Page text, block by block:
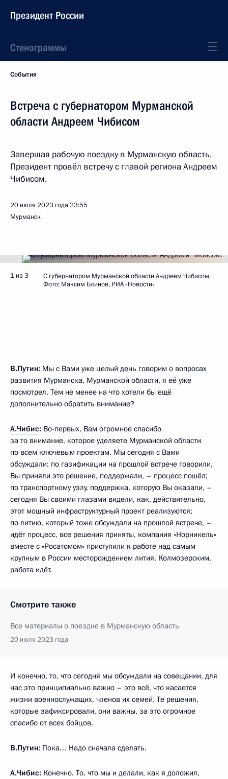
Президент России
Стенограммы
События
Встреча с губернатором Мурманской
области Андреем Чибисом
Завершая рабочую поездку в Мурманскую область,
Президент провёл встречу с главой региона Андреем
Чибисом.
20 июля 2023 года23:55
Мурманск
1 из 3
С губернатором Мурманской области Андреем Чибисом.
Фото: Максим Блинов, РИА «Новости»
В.Путин: Мы с Вами уже целый день говорим о вопросах
развития Мурманска, Мурманской области, я её уже
посмотрел. Тем не менее на что хотели бы ещё
дополнительно обратить внимание?
А.Чибис: Во-первых, Вам огромное спасибо
за то внимание, которое уделяете Мурманской области
по всем ключевым проектам. Мы сегодня с Вами
обсуждали: по газификации на прошлой встрече говорили,
Вы приняли это решение, поддержали, – процесс пошёл;
по транспортному узлу, поддержка, которую Вы оказали, –
сегодня Вы своими глазами видели, как, действительно,
этот мощный инфраструктурный проект реализуются;
по литию, который тоже обсуждали на прошлой встрече, –
идёт процесс, все решения приняты, компания «Норникель»
вместе с «Росатомом» приступили к работе над самым
крупным в России месторождением лития, Колмозерским,
работа идёт.
Смотрите также
Все материалы о поездке в Мурманскую область
20 июля 2023 года
И конечно, то, что сегодня мы обсуждали на совещании, для
нас это принципиально важно – это всё, что касается
жизни военнослужащих, членов их семей. Те решения,
которые зафиксировали, они важны, за это огромное
спасибо от всех бойцов.
В.Путин: Пока… Надо сначала сделать.
А.Чибис: Конечно. То, что мы и делали, как я доложил,